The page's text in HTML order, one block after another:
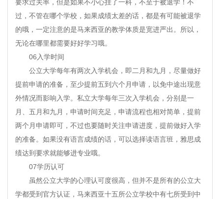
要求过关率，但是如果不小心挂了一科，不至于被退学！不
过，不管在哪个学校，如果成绩太差的话，都是有可能被退学
的哦，一定注意的是马来西亚的教学体质是宽进严出。所以，
无论在哪里都需要好好学习哦。
06入学时间
公立大学每年有两次入学机会，即二月和九月，尽量做好
提前申请的准备，至少提前五到六个月申请，以免中途出现意
外情况而影响入学。私立大学每年三次入学机会，分别是一
月、五月和九月，申请时间充足，申请流程也相对简单，提前
两个月申请即可，不过也要随时关注申请进度，提前做好入学
的准备。如果没有语言成绩的话，可以选择读语言班，雅思成
绩达到要求就能够进专业哦。
07学历认可
虽然公立大学的心理认可度很高，但并不是所有的公立大
学都受到官方认证，马来西亚十五所公立学校中有七所受到中